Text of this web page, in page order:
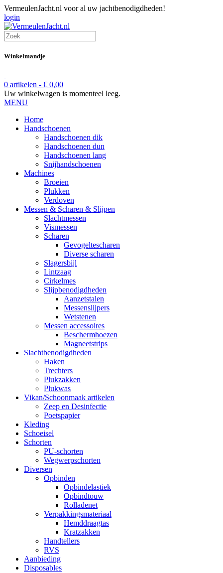
VermeulenJacht.nl voor al uw jachtbenodigdheden!
login
Winkelmandje
0 artikelen - € 0,00
Uw winkelwagen is momenteel leeg.
MENU
Home
Handschoenen
Handschoenen dik
Handschoenen dun
Handschoenen lang
Snijhandschoenen
Machines
Broeien
Plukken
Verdoven
Messen & Scharen & Slijpen
Slachtmessen
Vismessen
Scharen
Gevogeltescharen
Diverse scharen
Slagersbijl
Lintzaag
Cirkelmes
Slijpbenodigdheden
Aanzetstalen
Messenslijpers
Wetstenen
Messen accessoires
Beschermhoezen
Magneetstrips
Slachtbenodigdheden
Haken
Trechters
Plukzakken
Plukwas
Vikan/Schoonmaak artikelen
Zeep en Desinfectie
Poetspapier
Kleding
Schoeisel
Schorten
PU-schorten
Wegwerpschorten
Diversen
Opbinden
Opbindelastiek
Opbindtouw
Rolladenet
Verpakkingsmateriaal
Hemddraagtas
Kratzakken
Handtellers
RVS
Aanbieding
Disposables